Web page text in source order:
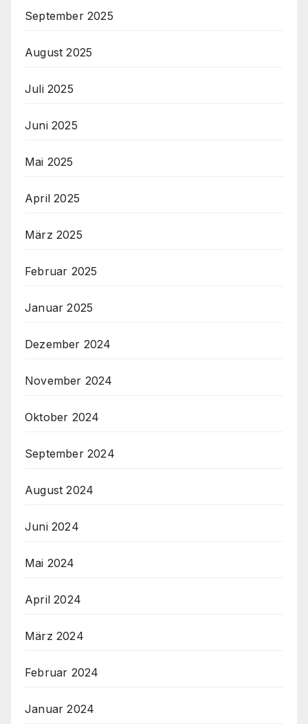
September 2025
August 2025
Juli 2025
Juni 2025
Mai 2025
April 2025
März 2025
Februar 2025
Januar 2025
Dezember 2024
November 2024
Oktober 2024
September 2024
August 2024
Juni 2024
Mai 2024
April 2024
März 2024
Februar 2024
Januar 2024